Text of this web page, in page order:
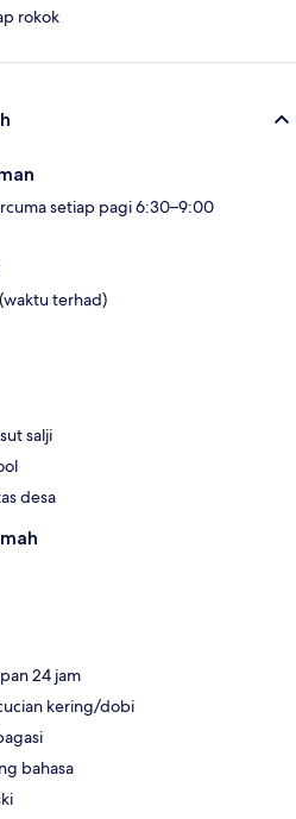
rokok
setiap pagi 6:30–9:00
terhad)
salji
desa
24 jam
kering/dobi
bahasa